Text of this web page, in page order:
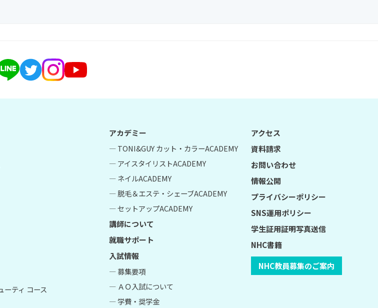
ティ コース
アカデミー
― TONI&GUY カット・カラーACADEMY
― アイスタイリストACADEMY
― ネイルACADEMY
― 脱毛＆エステ・シェーブACADEMY
― セットアップACADEMY
講師について
就職サポート
入試情報
― 募集要項
― ＡＯ入試について
― 学費・奨学金
アクセス
資料請求
お問い合わせ
情報公開
プライバシーポリシー
SNS運用ポリシー
学生証用証明写真送信
NHC書籍
NHC教員募集のご案内